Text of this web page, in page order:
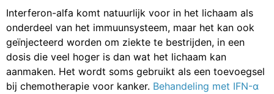
Interferon-alfa komt natuurlijk voor in het lichaam als
onderdeel van het immuunsysteem, maar het kan ook
geïnjecteerd worden om ziekte te bestrijden, in een
dosis die veel hoger is dan wat het lichaam kan
aanmaken. Het wordt soms gebruikt als een toevoegsel
bij chemotherapie voor kanker. Behandeling met IFN-α